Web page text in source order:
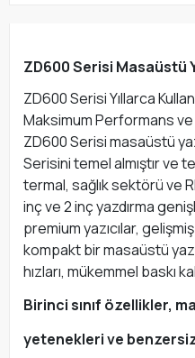
ZD600 Serisi Masaüstü
ZD600 Serisi Yıllarca
Maksimum Performans
ZD600 Serisi masaüstü
Serisini temel almıştır ve
termal, sağlık sektörü ve
inç ve 2 inç yazdırma
premium yazıcılar,
kompakt bir masaüstü
hızları, mükemmel baskı
Birinci sınıf özellikler,
yetenekleri ve